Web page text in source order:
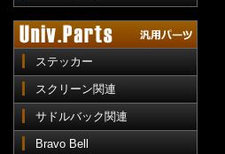
ステッカー
スクリーン関連
サドルバック関連
Bravo Bell